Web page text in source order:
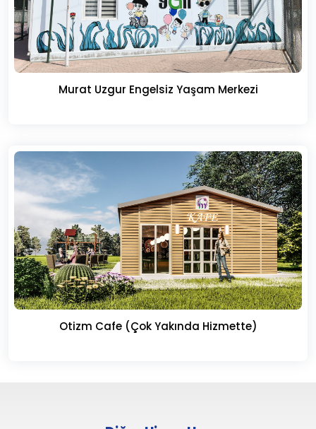
Murat Uzgur Engelsiz Yaşam Merkezi
Otizm Cafe (Çok Yakında Hizmette)